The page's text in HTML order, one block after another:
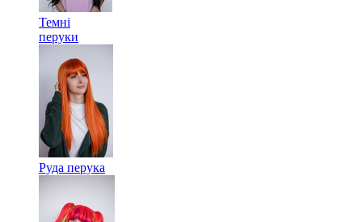
Темні
перуки
Руда перука